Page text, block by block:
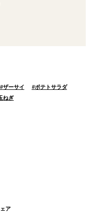
#ザーサイ #ポテトサラダ
ねぎ
ア